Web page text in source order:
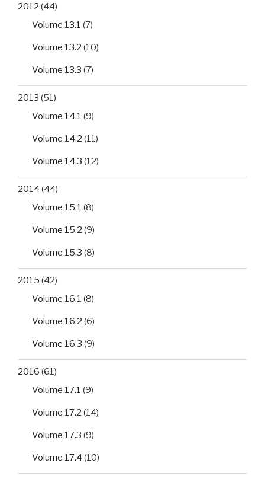
2012 (44)
Volume 13.1 (7)
Volume 13.2 (10)
Volume 13.3 (7)
2013 (51)
Volume 14.1 (9)
Volume 14.2 (11)
Volume 14.3 (12)
2014 (44)
Volume 15.1 (8)
Volume 15.2 (9)
Volume 15.3 (8)
2015 (42)
Volume 16.1 (8)
Volume 16.2 (6)
Volume 16.3 (9)
2016 (61)
Volume 17.1 (9)
Volume 17.2 (14)
Volume 17.3 (9)
Volume 17.4 (10)